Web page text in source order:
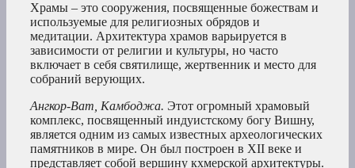
Храмы – это сооружения, посвященные божествам и
используемые для религиозных обрядов и
медитации. Архитектура храмов варьируется в
зависимости от религии и культуры, но часто
включает в себя святилище, жертвенник и место для
собраний верующих.
Ангкор-Ват, Камбоджа. Этот огромный храмовый
комплекс, посвященный индуистскому богу Вишну,
является одним из самых известных археологических
памятников в мире. Он был построен в XII веке и
представляет собой вершину кхмерской архитектуры.